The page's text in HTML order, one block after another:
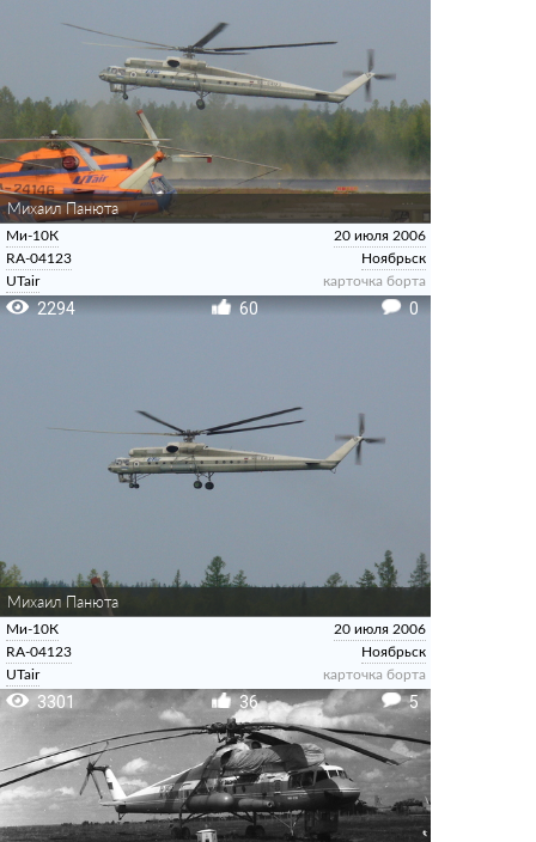
Михаил Панюта
Ми-10К
RA-04123
UTair
20 июля 2006
Ноябрьск
карточка борта
2294 60 0
Михаил Панюта
Ми-10К
RA-04123
UTair
20 июля 2006
Ноябрьск
карточка борта
3301 36 5